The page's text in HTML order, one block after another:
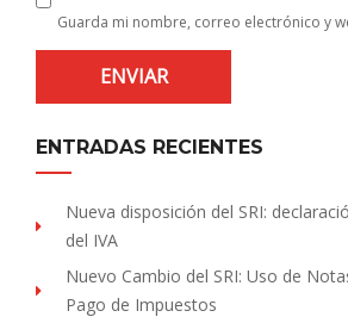
ENTRADAS RECIENTES
Nueva disposición del SRI:
del IVA
Nuevo Cambio del SRI: Uso de
Pago de Impuestos